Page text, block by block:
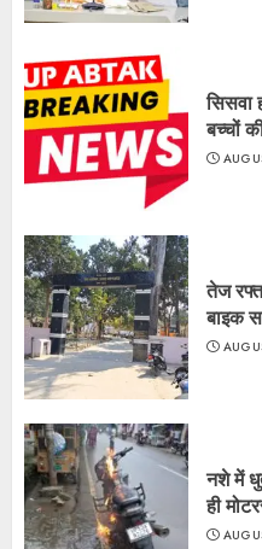
सिसवा
बच्चों
तेज
बाइक
नशे में
ही